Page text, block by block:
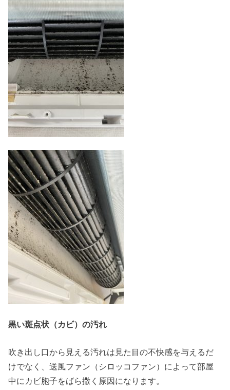
黒い斑点状（カビ）の汚れ
吹き出し口から見える汚れは見た目の不快感を与えるだ
けでなく、送風ファン（シロッコファン）によって部屋
中にカビ胞子をばら撒く原因になります。